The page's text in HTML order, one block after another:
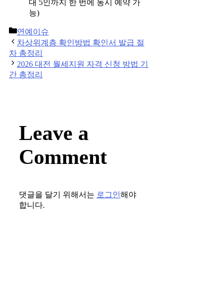
대 5인까지 한 번에 동시 예약 가
능)
Categories
연예이슈
Post
navigation
차상위계층 확인방법 확인서 발급 절
차 총정리
2026 대전 월세지원 자격 신청 방법 기
간 총정리
Leave a
Comment
댓글을 달기 위해서는 로그인해야
합니다.